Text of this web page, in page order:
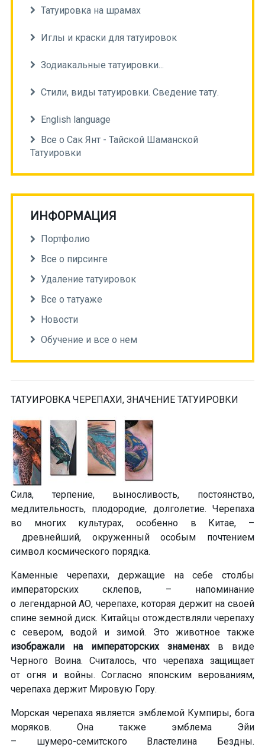
Татуировка на шрамах
Иглы и краски для татуировок
Зодиакальные татуировки...
Стили, виды татуировки. Сведение тату.
English language
Все о Сак Янт - Тайской Шаманской
Татуировки
ИНФОРМАЦИЯ
Портфолио
Все о пирсинге
Удаление татуировок
Все о татуаже
Новости
Обучение и все о нем
ТАТУИРОВКА ЧЕРЕПАХИ, ЗНАЧЕНИЕ ТАТУИРОВКИ
Сила, терпение, выносливость, постоянство,
медлительность, плодородие, долголетие. Черепаха
во многих культурах, особенно в Китае, –
древнейший, окруженный особым почтением
символ космического порядка.
Каменные черепахи, держащие на себе столбы
императорских склепов, – напоминание
о легендарной АО, черепахе, которая держит на своей
спине земной диск. Китайцы отождествляли черепаху
с севером, водой и зимой. Это животное также
изображали на императорских знаменахв виде
Черного Воина. Считалось, что черепаха защищает
от огня и войны. Согласно японским верованиям,
черепаха держит Мировую Гору.
Морская черепаха является эмблемой Кумпиры, бога
моряков. Она также эмблема Эйи
– шумеро-семитскогоВластелина Бездны.